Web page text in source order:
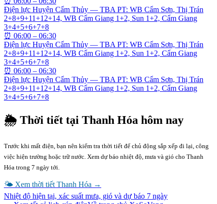
Điện lực Huyện Cẩm Thủy — TBA PT: WB Cẩm Sơn, Thị Trán
2+8+9+11+12+14, WB Cẩm Giang 1+2, Sun 1+2, Cẩm Giang
3+4+5+6+7+8
⏰ 06:00 – 06:30
Điện lực Huyện Cẩm Thủy — TBA PT: WB Cẩm Sơn, Thị Trán
2+8+9+11+12+14, WB Cẩm Giang 1+2, Sun 1+2, Cẩm Giang
3+4+5+6+7+8
⏰ 06:00 – 06:30
Điện lực Huyện Cẩm Thủy — TBA PT: WB Cẩm Sơn, Thị Trán
2+8+9+11+12+14, WB Cẩm Giang 1+2, Sun 1+2, Cẩm Giang
3+4+5+6+7+8
🌦 Thời tiết tại Thanh Hóa hôm nay
Trước khi mất điện, bạn nên kiểm tra thời tiết để chủ động sắp xếp đi lại, công
việc hiện trường hoặc trữ nước. Xem dự báo nhiệt độ, mưa và gió cho Thanh
Hóa trong 7 ngày tới.
🌤 Xem thời tiết Thanh Hóa →
Nhiệt độ hiện tại, xác suất mưa, gió và dự báo 7 ngày